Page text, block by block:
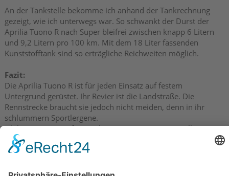
An der Tankstelle bekomme ich anhand der Tankrechnung
gezeigt, wie ich unterwegs war. So schwankt der Durst der
Aprilia Tuono R nach Super bleifrei zwischen knapp 6 Litern
und 9,2 Litern pro 100 km. Mit dem 18 Liter fassenden
Kunststofftank sind so erträgliche Reichweiten möglich.
Fazit:
Die Aprilia Tuono R ist für jeden Einsatz auf festem
Untergrund gerüstet. Ihr Revier ist die Landstraße. Die
Rennstrecke braucht sie jedoch nicht meiden, denn in ihr
schlummern Sportlergene.
Ich kann sie mir auf Tour ohne Sozia genauso vorstellen wie
beim Hausstreckenfeilen. Ohne Sozia, weil die sich aufgrund
der sehr hohen Fußrasten sehr schnell unwohl fühlen wird.
Drehzahlband agile Motor, das bestechend stabile und